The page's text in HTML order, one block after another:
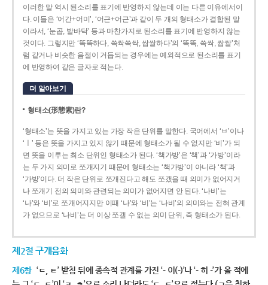
이러한 말 역시 된소리를 표기에 반영하지 않는데 이는 다른 이유에서이
다. 이들은 ‘어간+어미’, ‘어근+어근’과 같이 두 개의 형태소가 결합된 말
이라서, ‘눈곱, 발바닥’ 등과 마찬가지로 된소리를 표기에 반영하지 않는
것이다. 그렇지만 ‘똑똑하다, 쓱싹쓱싹, 쌉쌀하다’의 ‘똑똑, 쓱싹, 쌉쌀’처
럼 같거나 비슷한 음절이 거듭되는 경우에는 예외적으로 된소리를 표기
에 반영하여 같은 글자로 적는다.
더 알아보기
형태소(形態素)란?
‘형태소’는 뜻을 가지고 있는 가장 작은 단위를 말한다. 국어에서 ‘ㅂ’이나
‘ㅣ’ 등은 뜻을 가지고 있지 않기 때문에 형태소가 될 수 없지만 ‘비’가 되
면 뜻을 이루는 최소 단위인 형태소가 된다. ‘책가방’은 ‘책’과 ‘가방’이라
는 두 가지 의미로 쪼개지기 때문에 형태소는 ‘책가방’이 아니라 ‘책’과
‘가방’이다. 더 작은 단위로 쪼개진다고 해도 쪼갰을 때 의미가 없어지거
나 쪼개기 전의 의미와 관련되는 의미가 없어지면 안 된다. ‘나비’는
‘나’와 ‘비’로 쪼개어지지만 이때 ‘나’와 ‘비’는 ‘나비’의 의미와는 전혀 관계
가 없으므로 ‘나비’는 더 이상 쪼갤 수 없는 의미 단위, 즉 형태소가 된다.
제2절 구개음화
제6항 ‘ㄷ, ㅌ’ 받침 뒤에 종속적 관계를 가진 ‘- 이(-)’나 ‘- 히 -’가 올 적에